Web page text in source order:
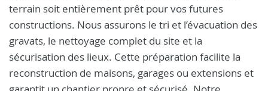
terrain soit entièrement prêt pour vos futures
constructions. Nous assurons le tri et l’évacuation des
gravats, le nettoyage complet du site et la
sécurisation des lieux. Cette préparation facilite la
reconstruction de maisons, garages ou extensions et